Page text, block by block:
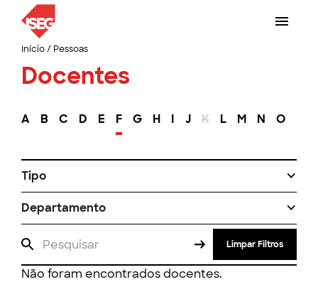
Início/ Pessoas
Docentes
A B C D E F G H I J K L M N O
Tipo
Departamento
Limpar Filtros
Não foram encontrados docentes.